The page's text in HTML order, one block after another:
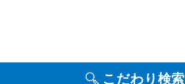
こだわり検索